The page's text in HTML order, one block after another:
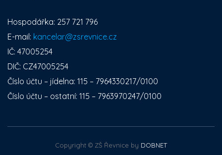
Hospodářka: 257 721 796
E-mail: kancelar@zsrevnice.cz
IČ: 47005254
DIČ: CZ47005254
Číslo účtu – jídelna: 115 – 7964330217/0100
Číslo účtu – ostatní: 115 – 7963970247/0100
Copyright © ZŠ Řevnice by DOBNET